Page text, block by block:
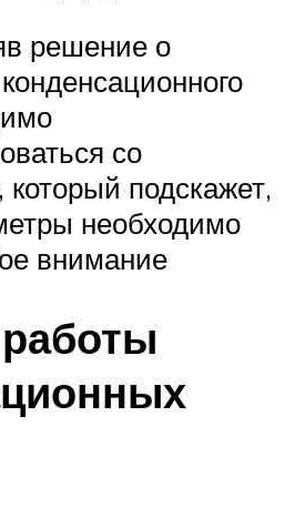
решение о
со
подскажет,
необходимо
внимание